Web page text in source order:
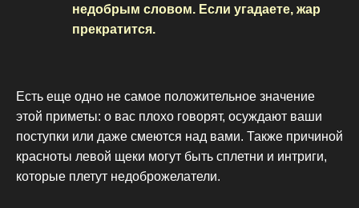
недобрым словом. Если угадаете, жар
прекратится.
Есть еще одно не самое положительное значение
этой приметы: о вас плохо говорят, осуждают ваши
поступки или даже смеются над вами. Также причиной
красноты левой щеки могут быть сплетни и интриги,
которые плетут недоброжелатели.